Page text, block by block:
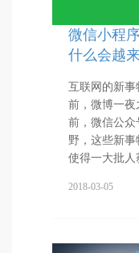
微信小程
什么会越
互联网的新事
前，微博一夜
前，微信公
野，这些新事
使得一大批人
2018-03-05